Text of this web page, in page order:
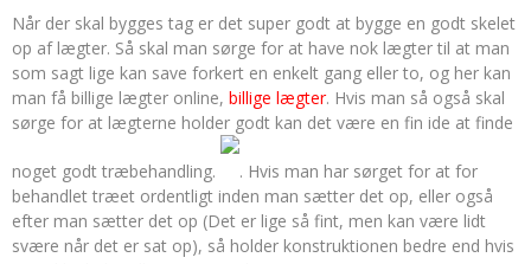
Når der skal bygges tag er det super godt at bygge en godt skelet
op af lægter. Så skal man sørge for at have nok lægter til at man
som sagt lige kan save forkert en enkelt gang eller to, og her kan
man få billige lægter online, billige lægter. Hvis man så også skal
sørge for at lægterne holder godt kan det være en fin ide at finde
noget godt træbehandling.
. Hvis man har sørget for at for
behandlet træet ordentligt inden man sætter det op, eller også
efter man sætter det op (Det er lige så fint, men kan være lidt
svære når det er sat op), så holder konstruktionen bedre end hvis